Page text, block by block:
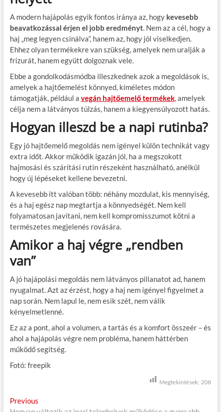
A modern hajápolás egyik fontos iránya az, hogy kevesebb
beavatkozással érjen el jobb eredményt. Nem az a cél, hogy a
haj „meg legyen csinálva”, hanem az, hogy jól viselkedjen.
Ehhez olyan termékekre van szükség, amelyek nem uralják a
frizurát, hanem együtt dolgoznak vele.
Ebbe a gondolkodásmódba illeszkednek azok a megoldások is,
amelyek a hajtőemelést könnyed, kíméletes módon
támogatják, például a vegán hajtőemelő termékek, amelyek
célja nem a látványos túlzás, hanem a kiegyensúlyozott hatás.
Hogyan illeszd be a napi rutinba?
Egy jó hajtőemelő megoldás nem igényel külön technikát vagy
extra időt. Akkor működik igazán jól, ha a megszokott
hajmosási és szárítási rutin részeként használható, anélkül
hogy új lépéseket kellene bevezetni.
A kevesebb itt valóban több: néhány mozdulat, kis mennyiség,
és a haj egész nap megtartja a könnyedségét. Nem kell
folyamatosan javítani, nem kell kompromisszumot kötni a
természetes megjelenés rovására.
Amikor a haj végre „rendben
van”
A jó hajápolási megoldás nem látványos pillanatot ad, hanem
nyugalmat. Azt az érzést, hogy a haj nem igényel figyelmet a
nap során. Nem lapul le, nem esik szét, nem válik
kényelmetlenné.
Ez az a pont, ahol a volumen, a tartás és a komfort összeér – és
ahol a hajápolás végre nem probléma, hanem háttérben
működő segítség.
Fotó: freepik
Megtekintések: 208
B
Previous